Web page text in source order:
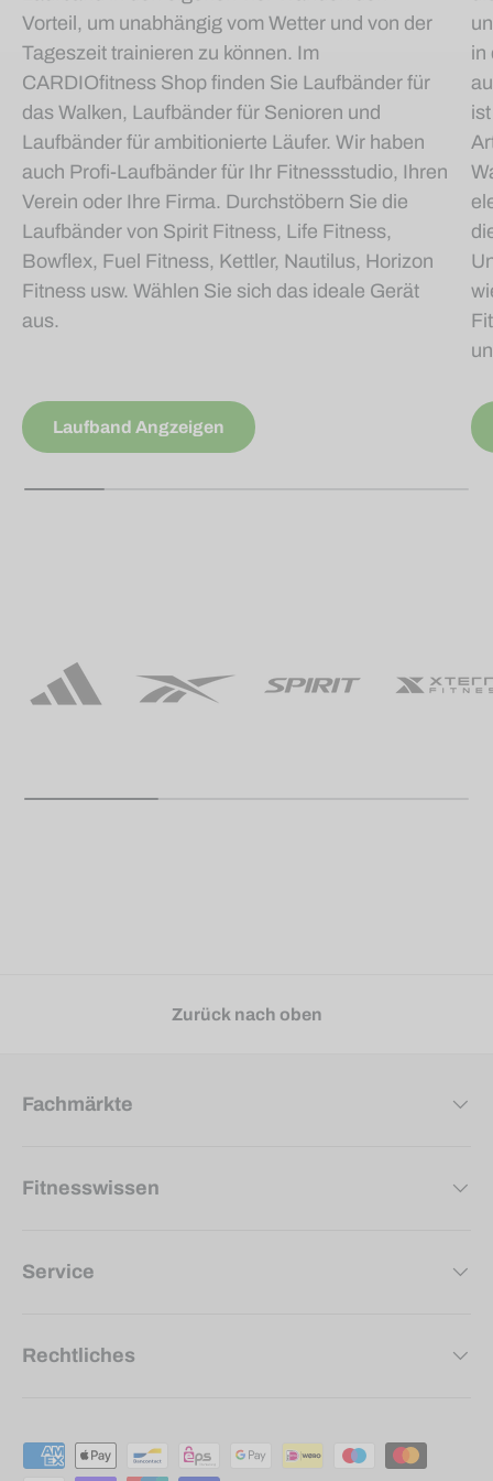
Vorteil, um unabhängig vom Wetter und von der
Tageszeit trainieren zu können. Im
CARDIOfitness Shop finden Sie Laufbänder für
das Walken, Laufbänder für Senioren und
Laufbänder für ambitionierte Läufer. Wir haben
auch Profi-Laufbänder für Ihr Fitnessstudio, Ihren
Verein oder Ihre Firma. Durchstöbern Sie die
Laufbänder von Spirit Fitness, Life Fitness,
Bowflex, Fuel Fitness, Kettler, Nautilus, Horizon
Fitness usw. Wählen Sie sich das ideale Gerät
aus.
Laufband Angzeigen
in
Zurück nach oben
Fachmärkte
Fitnesswissen
Service
Rechtliches
Zahlungsmethoden